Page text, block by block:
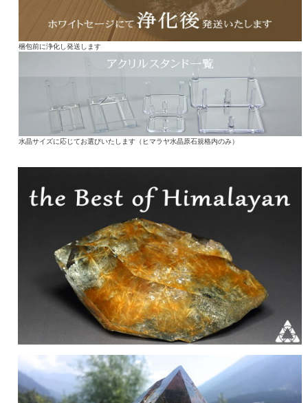
梱包前に浄化し発送します
水晶サイズに応じてお選びいたします（ヒマラヤ水晶原石規格内のみ）